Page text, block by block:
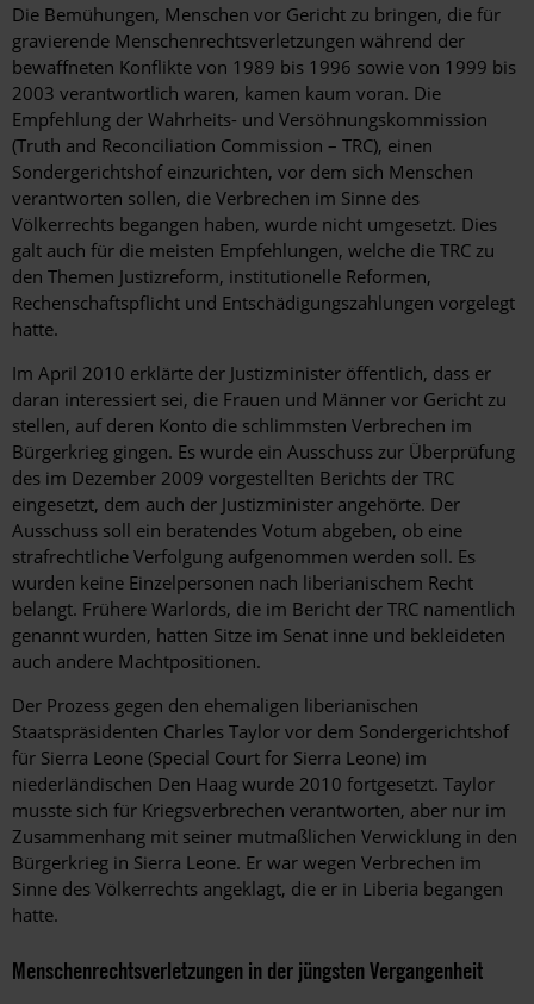
Die Bemühungen, Menschen vor Gericht zu bringen, die für
gravierende Menschenrechtsverletzungen während der
bewaffneten Konflikte von 1989 bis 1996 sowie von 1999 bis
2003 verantwortlich waren, kamen kaum voran. Die
Empfehlung der Wahrheits- und Versöhnungskommission
(Truth and Reconciliation Commission – TRC), einen
Sondergerichtshof einzurichten, vor dem sich Menschen
verantworten sollen, die Verbrechen im Sinne des
Völkerrechts begangen haben, wurde nicht umgesetzt. Dies
galt auch für die meisten Empfehlungen, welche die TRC zu
den Themen Justizreform, institutionelle Reformen,
Rechenschaftspflicht und Entschädigungszahlungen vorgelegt
hatte.
Im April 2010 erklärte der Justizminister öffentlich, dass er
daran interessiert sei, die Frauen und Männer vor Gericht zu
stellen, auf deren Konto die schlimmsten Verbrechen im
Bürgerkrieg gingen. Es wurde ein Ausschuss zur Überprüfung
des im Dezember 2009 vorgestellten Berichts der TRC
eingesetzt, dem auch der Justizminister angehörte. Der
Ausschuss soll ein beratendes Votum abgeben, ob eine
strafrechtliche Verfolgung aufgenommen werden soll. Es
wurden keine Einzelpersonen nach liberianischem Recht
belangt. Frühere Warlords, die im Bericht der TRC namentlich
genannt wurden, hatten Sitze im Senat inne und bekleideten
auch andere Machtpositionen.
Der Prozess gegen den ehemaligen liberianischen
Staatspräsidenten Charles Taylor vor dem Sondergerichtshof
für Sierra Leone (Special Court for Sierra Leone) im
niederländischen Den Haag wurde 2010 fortgesetzt. Taylor
musste sich für Kriegsverbrechen verantworten, aber nur im
Zusammenhang mit seiner mutmaßlichen Verwicklung in den
Bürgerkrieg in Sierra Leone. Er war wegen Verbrechen im
Sinne des Völkerrechts angeklagt, die er in Liberia begangen
hatte.
Menschenrechtsverletzungen in der jüngsten Vergangenheit